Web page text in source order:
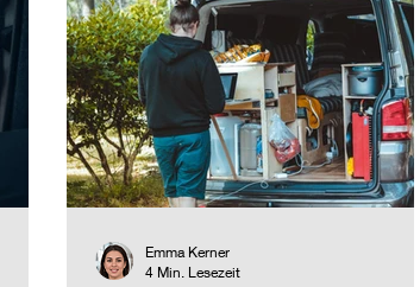
Emma Kerner
4 Min. Lesezeit